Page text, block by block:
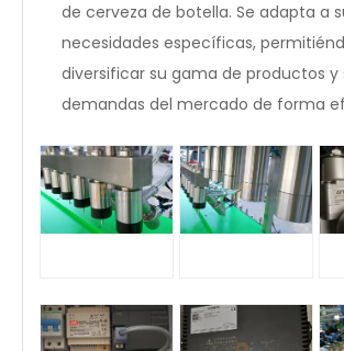
de cerveza de botella. Se adapta a
necesidades específicas,
diversificar su gama de productos y
demandas del mercado de forma